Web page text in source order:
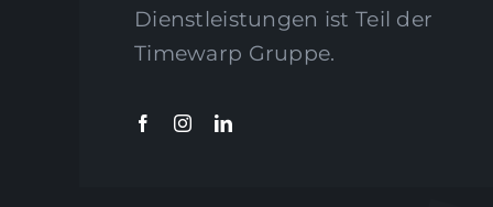
Dienstleistungen ist Teil der
Timewarp Gruppe.